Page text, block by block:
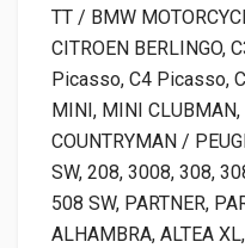
TT / BMW
CITROEN BERLINGO,
Picasso, C4 Picasso,
MINI, MINI CLUBMAN,
COUNTRYMAN /
SW, 208, 3008, 308,
508 SW, PARTNER,
ALHAMBRA, ALTEA